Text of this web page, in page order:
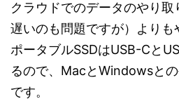
クラウドでのデータのやり
遅いのも問題ですが）より
ポータブルSSDはUSB-Cと
るので、MacとWindowsと
です。